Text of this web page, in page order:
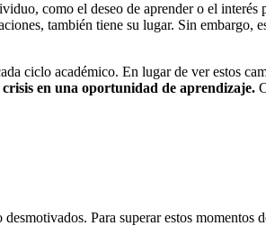
como el deseo de aprender o el
también tiene su lugar. Sin embargo,
ciclo académico. En lugar de ver estos
en una oportunidad de aprendizaje.
Para superar estos